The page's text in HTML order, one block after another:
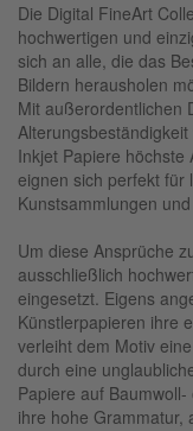
Die Digital FineArt
hochwertigen und
sich an alle, die das
Bildern herausholen
Mit außerordentlichen
Inkjet Papiere
eignen sich perfekt für
Kunstsammlungen
Um diese Ansprüche
ausschließlich
eingesetzt. Eigens
Künstlerpapieren ihre
verleiht dem Motiv
durch eine
Papiere auf
ihre hohe Grammatur,